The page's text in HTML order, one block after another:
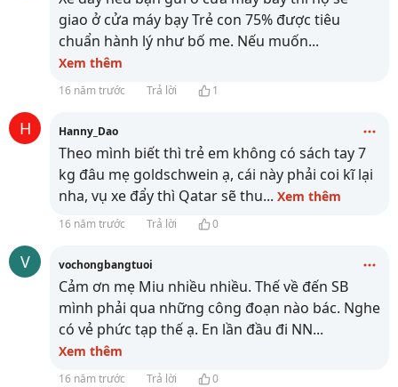
giao ở cửa máy bạy Trẻ con 75% được tiêu
chuẩn hành lý như bố me. Nếu muốn...
Xem thêm
16 năm trước Trả lời 1
H Hanny_Dao
Theo mình biết thì trẻ em không có sách tay 7
kg đâu mẹ goldschwein ạ, cái này phải coi kĩ lại
nha, vụ xe đẩy thì Qatar sẽ thu... Xem thêm
16 năm trước Trả lời 0
V vochongbangtuoi
Cảm ơn mẹ Miu nhiều nhiều. Thế về đến SB
mình phải qua những công đoạn nào bác. Nghe
có vẻ phức tạp thế ạ. En lần đầu đi NN...
Xem thêm
16 năm trước Trả lời 0